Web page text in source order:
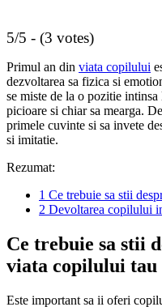
5/5 - (3 votes)
Primul an din viata copilului
dezvoltarea sa fizica si
se miste de la o pozitie
picioare si chiar sa mearga.
primele cuvinte si sa invete
si imitatie.
Rezumat:
1 Ce trebuie sa stii
2 Devoltarea copilului
Ce trebuie sa stii
viata copilului tau
Este important sa ii oferi